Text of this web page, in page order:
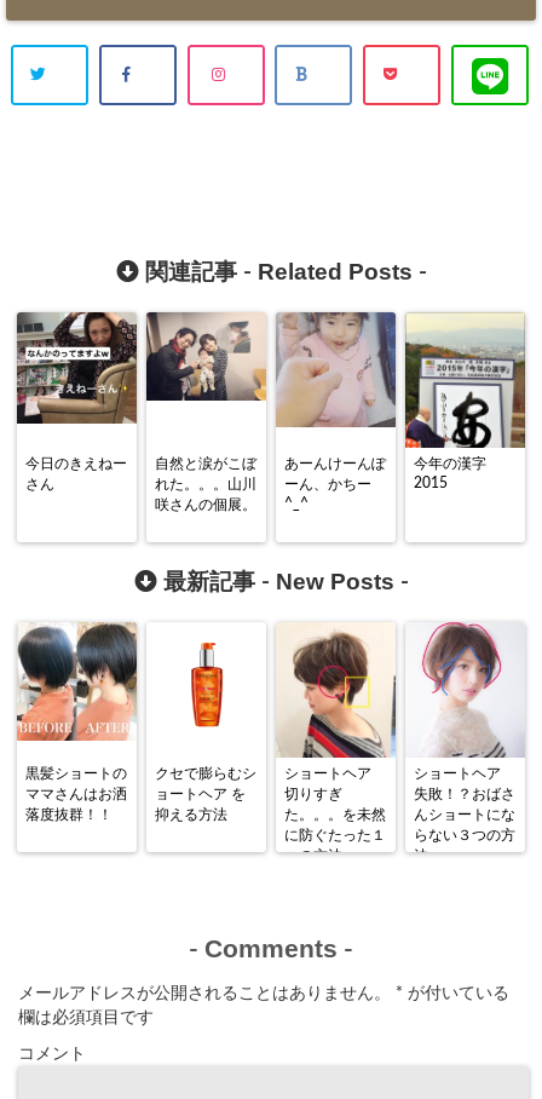
関連記事 - Related Posts -
今日のきえねー
さん
自然と涙がこぼ
れた。。。山川
咲さんの個展。
あーんけーんぽ
ーん、かちー
^_^
今年の漢字
2015
最新記事 - New Posts -
黒髪ショートの
ママさんはお洒
落度抜群！！
クセで膨らむシ
ョートヘア を
抑える方法
ショートヘア
切りすぎ
た。。。を未然
に防ぐたった１
つの方法
ショートヘア
失敗！？おばさ
んショートにな
らない３つの方
法
- Comments -
メールアドレスが公開されることはありません。 * が付いている
欄は必須項目です
コメント